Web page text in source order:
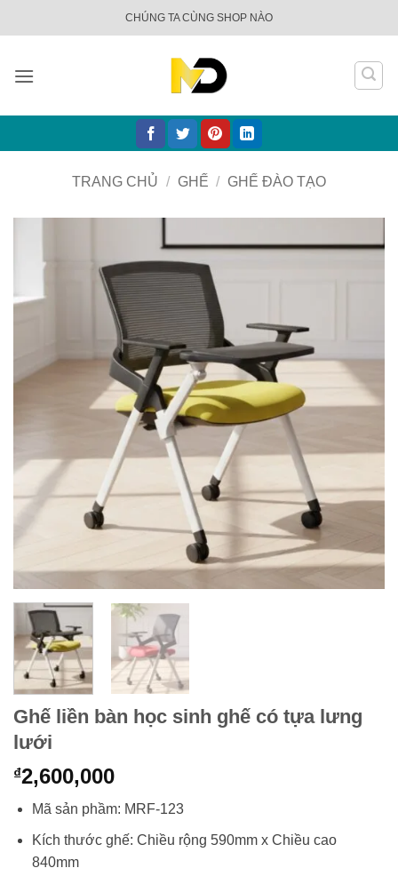
qua
dung
CHÚNG TA CÙNG SHOP NÀO
TRANG CHỦ / GHẾ / GHẾ ĐÀO TẠO
Ghế liền bàn học sinh ghế có tựa lưng
lưới
₫2,600,000
Mã sản phầm: MRF-123
Kích thước ghế: Chiều rộng 590mm x Chiều cao
840mm